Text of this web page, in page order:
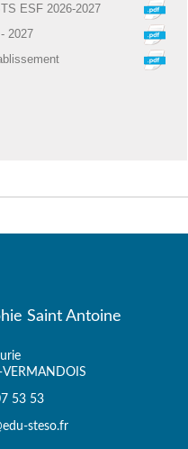
ESF 2026-2027
2027
Saint Antoine
53 53
steso.fr